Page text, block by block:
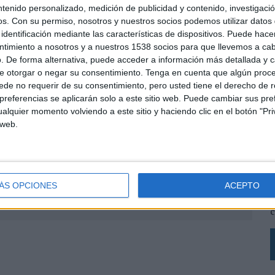
personalizado, medición de publicidad y contenido,
Con su permiso, nosotros y nuestros socios podemos utilizar datos
mediante las características de dispositivos. Puede
a nosotros y a nuestros 1538 socios para que llevemos a
De forma alternativa, puede acceder a información más detallada y
otorgar o negar su consentimiento. Tenga en cuenta que algún
no requerir de su consentimiento, pero usted tiene el derecho de
se aplicarán solo a este sitio web. Puede cambiar sus
momento volviendo a este sitio y haciendo clic en el botón
OPCIONES ACEPTO
delegado de ZenithOptimedia Iberia, en sustitución de Sergio Lorca, nombrado presidente de VivaKi
responsable de todas las compañías del grupo, tanto de España como de Portugal: Zenithmedia,
y a Sergio Lorca, presidente de VivaKi Iberia.
su carrera en Delvico Bates como Planificador de Medios y posteriormente se incorporó a
en calidad de consejero delegado. Desde su posición ha liderado a su agencia hasta un segundo puesto
autónoma como hasta la fecha. Este modelo de funcionamiento no es una excepción ya que así ocurre en
es compartir tecnología, desarrollo de fuentes y herramientas, sistemas de información,
clientes.
SHARE ENVIAR PIN